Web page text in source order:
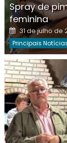
Spray de
feminina
Posted
on
31 de julho de
Principais